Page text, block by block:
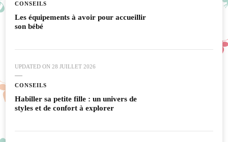
CONSEILS
Les équipements à avoir pour accueillir
son bébé
UPDATED ON 28 JUILLET 2026
CONSEILS
Habiller sa petite fille : un univers de
styles et de confort à explorer